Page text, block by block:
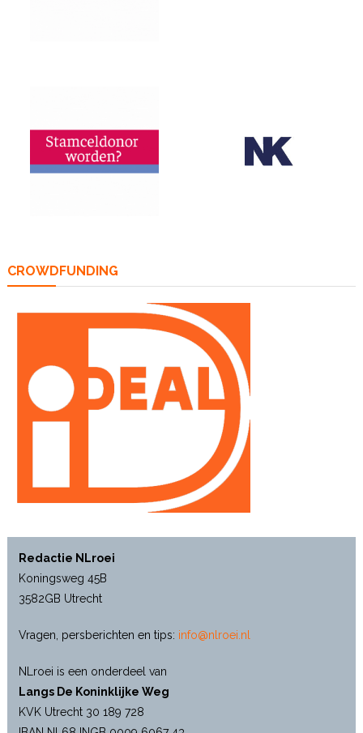
CROWDFUNDING
Redactie NLroei
Koningsweg 45B
3582GB Utrecht
Vragen, persberichten en tips: info@nlroei.nl
NLroei is een onderdeel van
Langs De Koninklijke Weg
KVK Utrecht 30 189 728